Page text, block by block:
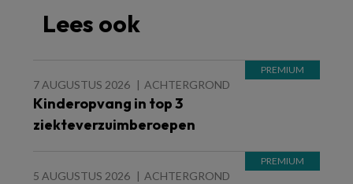
Lees ook
7 AUGUSTUS 2026 ACHTERGROND
Kinderopvang in top 3
ziekteverzuimberoepen
5 AUGUSTUS 2026 ACHTERGROND